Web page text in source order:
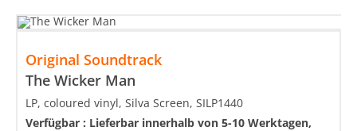
Original Soundtrack
The Wicker Man
LP, coloured vinyl, Silva Screen, SILP1440
Verfügbar : Lieferbar innerhalb von 5-10 Werktagen,